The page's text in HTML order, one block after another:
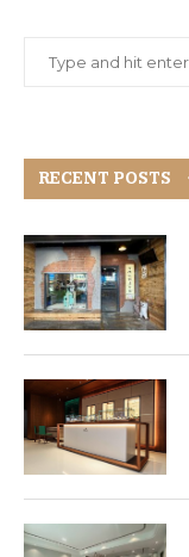
RECENT POSTS